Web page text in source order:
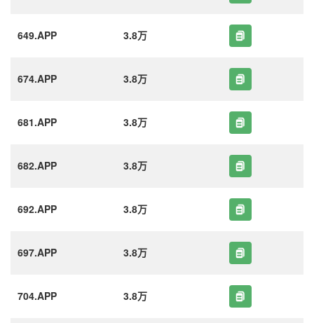
649.APP 3.8万
674.APP 3.8万
681.APP 3.8万
682.APP 3.8万
692.APP 3.8万
697.APP 3.8万
704.APP 3.8万